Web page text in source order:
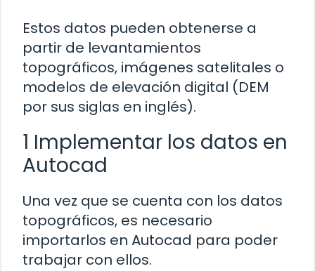
Estos datos pueden obtenerse a
partir de levantamientos
topográficos, imágenes satelitales o
modelos de elevación digital (DEM
por sus siglas en inglés).
1 Implementar los datos en
Autocad
Una vez que se cuenta con los datos
topográficos, es necesario
importarlos en Autocad para poder
trabajar con ellos.